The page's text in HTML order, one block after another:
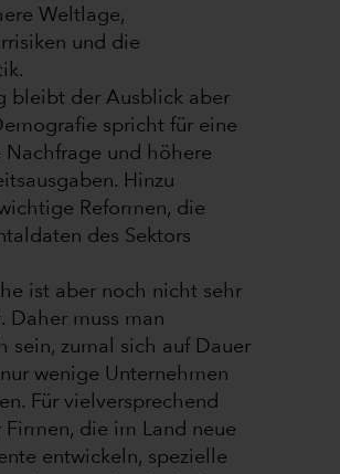
Weltlage,
und die
bleibt der Ausblick aber
spricht für eine
Nachfrage und höhere
Hinzu
Reformen, die
des Sektors
ist aber noch nicht sehr
Daher muss man
sein, zumal sich auf Dauer
wenige Unternehmen
Für vielversprechend
Firmen, die im Land neue
entwickeln, spezielle